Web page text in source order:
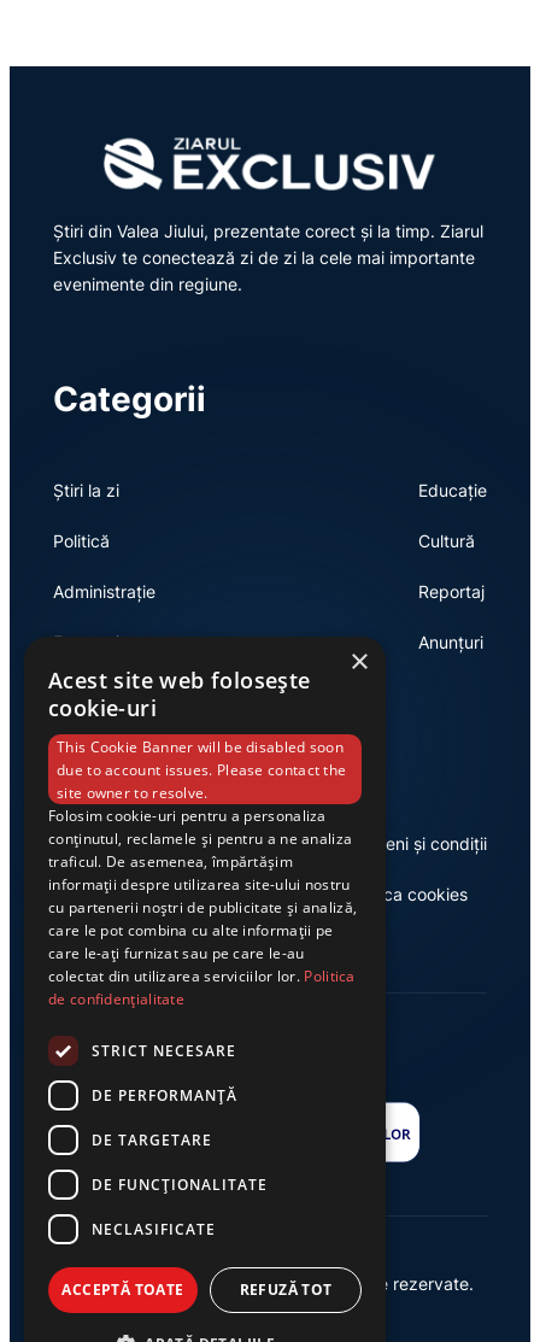
Știri din Valea Jiului, prezentate corect și la timp. Ziarul
Exclusiv te conectează zi de zi la cele mai importante
evenimente din regiune.
Categorii
Știri la zi
Politică
Administrație
Economie
Educație
Cultură
Reportaj
Anunțuri
Link-uri utile
Despre noi
Casa de editură Exclusiv
Termeni și condiții
Politica cookies
© 2026 Ziarul Exclusiv – Toate drepturile rezervate.
Powered by {AW}
×
Acest site web folosește
cookie-uri
This Cookie Banner will be disabled soon
due to account issues. Please contact the
site owner to resolve.
Folosim cookie-uri pentru a personaliza
conținutul, reclamele și pentru a ne analiza
traficul. De asemenea, împărtășim
informații despre utilizarea site-ului nostru
cu partenerii noștri de publicitate și analiză,
care le pot combina cu alte informații pe
care le-ați furnizat sau pe care le-au
colectat din utilizarea serviciilor lor. Politica
de confidențialitate
STRICT NECESARE
DE PERFORMANȚĂ
DE TARGETARE
DE FUNCŢIONALITATE
NECLASIFICATE
ACCEPTĂ TOATE REFUZĂ TOT